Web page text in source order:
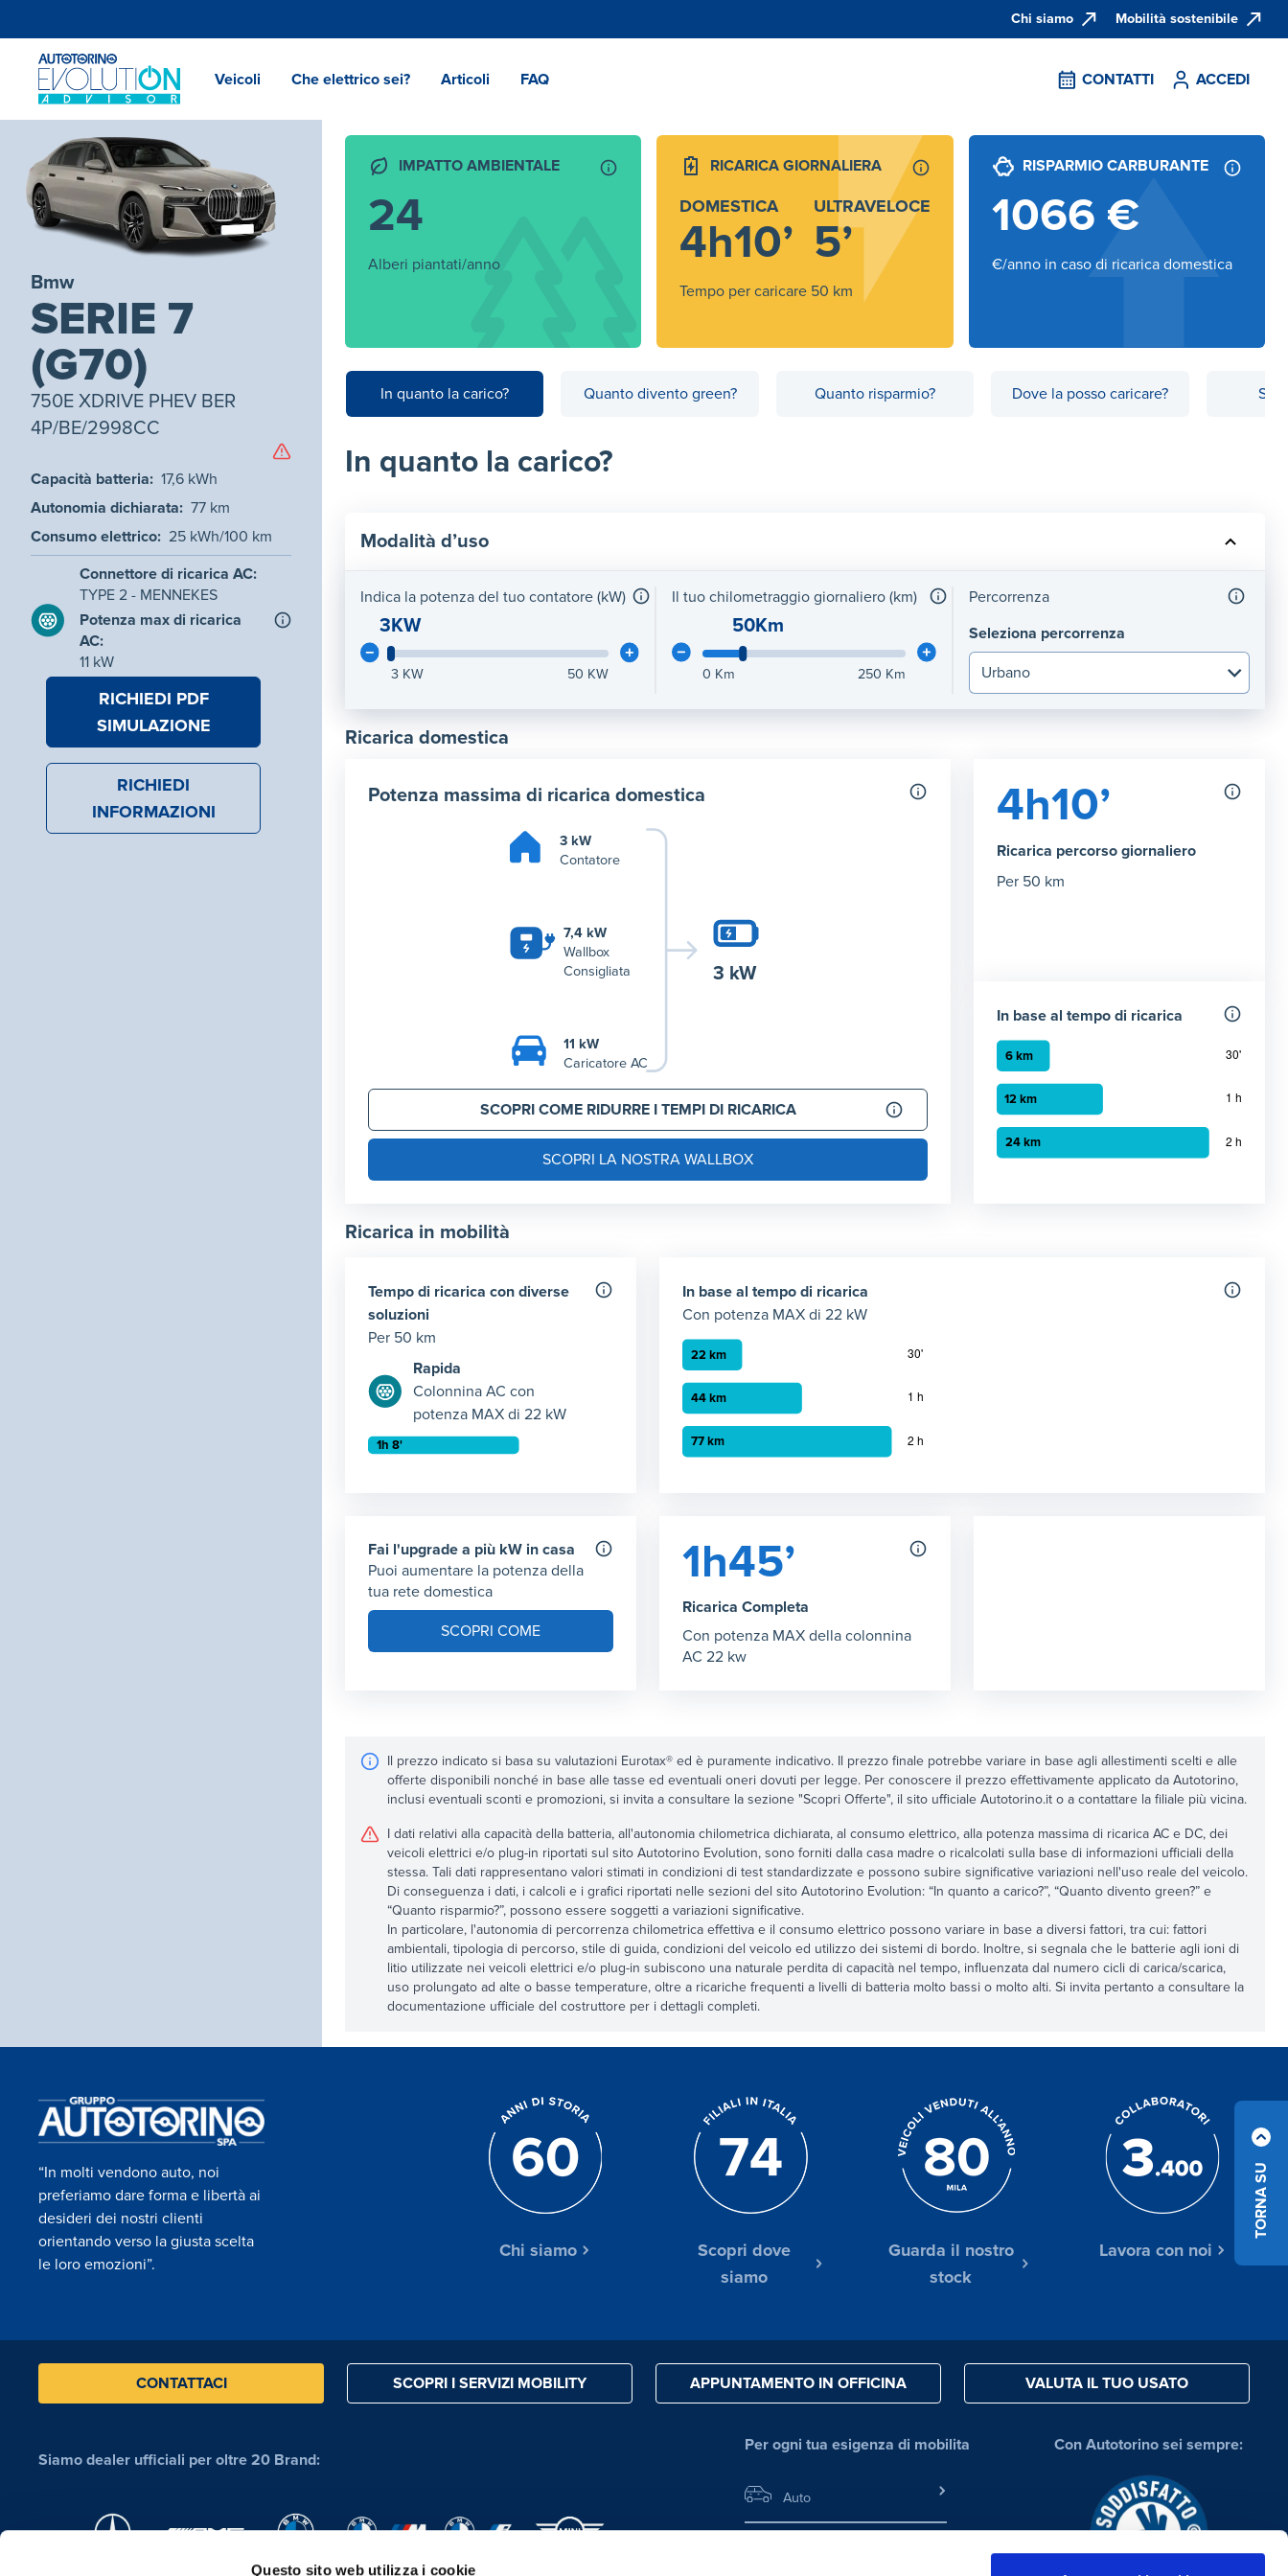
Questo sito web utilizza i cookie
Chi siamo Mobilità sostenibile
Veicoli Che elettrico sei? Articoli FAQ CONTATTI ACCEDI
Bmw
SERIE 7
(G70)
750E XDRIVE PHEV BER
4P/BE/2998CC
Capacità batteria: 17,6 kWh
Autonomia dichiarata: 77 km
Consumo elettrico: 25 kWh/100 km
Connettore di ricarica AC:
TYPE 2 - MENNEKES
Potenza max di ricarica
AC:
11 kW
RICHIEDI PDF
SIMULAZIONE
RICHIEDI
INFORMAZIONI
IMPATTO AMBIENTALE
24
Alberi piantati/anno
RICARICA GIORNALIERA
DOMESTICA
4h10’
ULTRAVELOCE
5’
Tempo per caricare 50 km
RISPARMIO CARBURANTE
1066 €
€/anno in caso di ricarica domestica
In quanto la carico? Quanto divento green? Quanto risparmio? Dove la posso caricare?
In quanto la carico?
Modalità d’uso
Indica la potenza del tuo contatore (kW)
3KW
3 KW 50 KW
Il tuo chilometraggio giornaliero (km)
50Km
0 Km 250 Km
Percorrenza
Seleziona percorrenza
Ricarica domestica
Potenza massima di ricarica domestica
3 kW
Contatore
7,4 kW
Wallbox
Consigliata
11 kW
Caricatore AC
3 kW
SCOPRI COME RIDURRE I TEMPI DI RICARICA
SCOPRI LA NOSTRA WALLBOX
4h10’
Ricarica percorso giornaliero
Per 50 km
In base al tempo di ricarica
Ricarica in mobilità
Tempo di ricarica con diverse
soluzioni
Per 50 km
Rapida
Colonnina AC con
potenza MAX di 22 kW
In base al tempo di ricarica
Con potenza MAX di 22 kW
1 ora:44 km
2 ora :77 km
Fai l'upgrade a più kW in casa
Puoi aumentare la potenza della
tua rete domestica
SCOPRI COME
1h45’
Ricarica Completa
Con potenza MAX della colonnina
AC 22 kw
Il prezzo indicato si basa su valutazioni Eurotax® ed è puramente indicativo. Il prezzo finale potrebbe variare in base agli allestimenti scelti e alle
offerte disponibili nonché in base alle tasse ed eventuali oneri dovuti per legge. Per conoscere il prezzo effettivamente applicato da Autotorino,
inclusi eventuali sconti e promozioni, si invita a consultare la sezione "Scopri Offerte", il sito ufficiale Autotorino.it o a contattare la filiale più vicina.
I dati relativi alla capacità della batteria, all'autonomia chilometrica dichiarata, al consumo elettrico, alla potenza massima di ricarica AC e DC, dei
veicoli elettrici e/o plug-in riportati sul sito Autotorino Evolution, sono forniti dalla casa madre o ricalcolati sulla base di informazioni ufficiali della
stessa. Tali dati rappresentano valori stimati in condizioni di test standardizzate e possono subire significative variazioni nell'uso reale del veicolo.
Di conseguenza i dati, i calcoli e i grafici riportati nelle sezioni del sito Autotorino Evolution: “In quanto a carico?”, “Quanto divento green?” e
“Quanto risparmio?”, possono essere soggetti a variazioni significative.
In particolare, l'autonomia di percorrenza chilometrica effettiva e il consumo elettrico possono variare in base a diversi fattori, tra cui: fattori
ambientali, tipologia di percorso, stile di guida, condizioni del veicolo ed utilizzo dei sistemi di bordo. Inoltre, si segnala che le batterie agli ioni di
litio utilizzate nei veicoli elettrici e/o plug-in subiscono una naturale perdita di capacità nel tempo, influenzata dal numero cicli di carica/scarica,
uso prolungato ad alte o basse temperature, oltre a ricariche frequenti a livelli di batteria molto bassi o molto alti. Si invita pertanto a consultare la
documentazione ufficiale del costruttore per i dettagli completi.
“In molti vendono auto, noi
preferiamo dare forma e libertà ai
desideri dei nostri clienti
orientando verso la giusta scelta
le loro emozioni”.
Chi siamo
Scopri dove
siamo
Guarda il nostro
stock
Lavora con noi
TORNA SU
CONTATTACI SCOPRI I SERVIZI MOBILITY APPUNTAMENTO IN OFFICINA VALUTA IL TUO USATO
Siamo dealer ufficiali per oltre 20 Brand:
Per ogni tua esigenza di mobilita
Auto
Con Autotorino sei sempre: